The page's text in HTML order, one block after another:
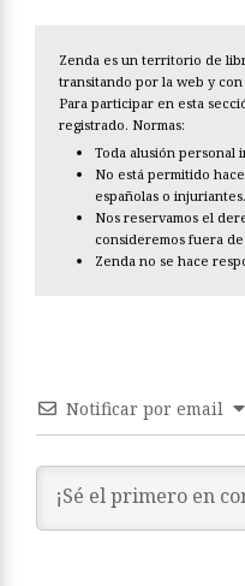
Zenda es un territorio de
transitando por la web y
Para participar en esta
registrado. Normas:
Toda alusión personal
No está permitido
españolas o injuriantes.
Nos reservamos el
consideremos fuera de
Zenda no se hace
Notificar por email